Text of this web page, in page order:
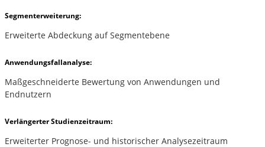
Segmenterweiterung:
Erweiterte Abdeckung auf Segmentebene
Anwendungsfallanalyse:
Maßgeschneiderte Bewertung von Anwendungen und
Endnutzern
Verlängerter Studienzeitraum:
Erweiterter Prognose- und historischer Analysezeitraum